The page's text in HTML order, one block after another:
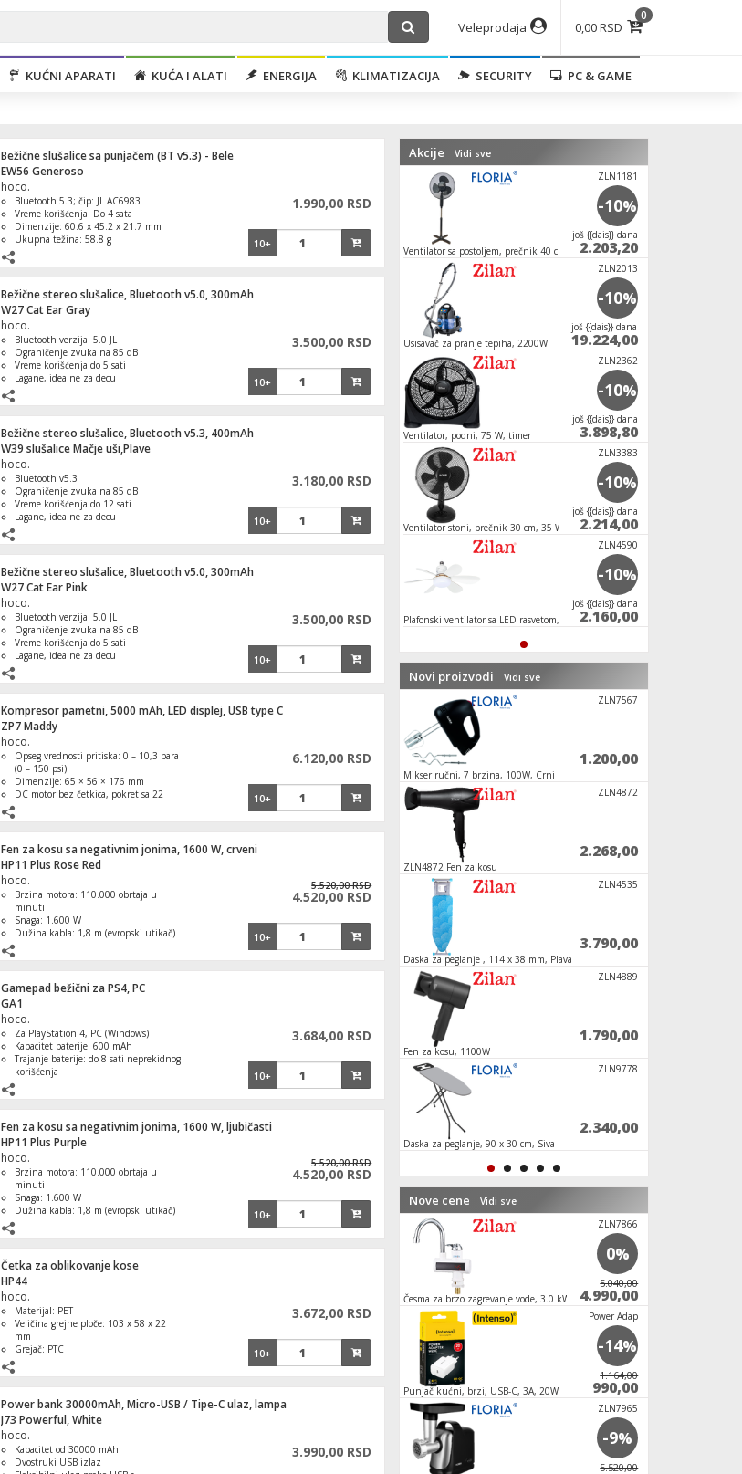
0,00 RSD
0
Veleprodaja
KUĆNI APARATI KUĆA I ALATI ENERGIJA KLIMATIZACIJA SECURITY
PC & GAME
Bežične slušalice sa punjačem (BT v5.3) - Bele
EW56 Generoso
hoco.
Bluetooth 5.3; čip: JL AC6983
Vreme korišćenja: Do 4 sata
Dimenzije: 60.6 x 45.2 x 21.7 mm
Ukupna težina: 58.8 g
1.990,00 RSD
10+
Bežične stereo slušalice, Bluetooth v5.0, 300mAh
W27 Cat Ear Gray
hoco.
Bluetooth verzija: 5.0 JL
Ograničenje zvuka na 85 dB
Vreme korišćenja do 5 sati
Lagane, idealne za decu
ušima
3.500,00 RSD
10+
Bežične stereo slušalice, Bluetooth v5.3, 400mAh
W39 slušalice Mačje uši,Plave
hoco.
Bluetooth v5.3
Ograničenje zvuka na 85 dB
Vreme korišćenja do 12 sati
Lagane, idealne za decu
ušima
3.180,00 RSD
10+
Bežične stereo slušalice, Bluetooth v5.0, 300mAh
W27 Cat Ear Pink
hoco.
Bluetooth verzija: 5.0 JL
Ograničenje zvuka na 85 dB
Vreme korišćenja do 5 sati
Lagane, idealne za decu
ušima
3.500,00 RSD
10+
Kompresor pametni, 5000 mAh, LED displej, USB type C
ZP7 Maddy
hoco.
Opseg vrednosti pritiska: 0 – 10,3 bara
(0 – 150 psi)
Dimenzije: 65 × 56 × 176 mm
DC motor bez četkica, pokret sa 22
Ugrađena baterijska lampa sa SOS
funkcijom
6.120,00 RSD
10+
Fen za kosu sa negativnim jonima, 1600 W, crveni
HP11 Plus Rose Red
hoco.
Brzina motora: 110.000 obrtaja u
minuti
Snaga: 1.600 W
Dužina kabla: 1,8 m (evropski utikač)
negativnih jona
5.520,00 RSD
4.520,00 RSD
10+
Gamepad bežični za PS4, PC
GA1
hoco.
Za PlayStation 4, PC (Windows)
Kapacitet baterije: 600 mAh
Trajanje baterije: do 8 sati neprekidnog
korišćenja
povratni efekat)
3.684,00 RSD
10+
Fen za kosu sa negativnim jonima, 1600 W, ljubičasti
HP11 Plus Purple
hoco.
Brzina motora: 110.000 obrtaja u
minuti
Snaga: 1.600 W
Dužina kabla: 1,8 m (evropski utikač)
negativnih jona
5.520,00 RSD
4.520,00 RSD
10+
Četka za oblikovanje kose
HP44
hoco.
Materijal: PET
Veličina grejne ploče: 103 x 58 x 22
mm
Grejač: PTC
±10°C)
Memorija temperature: da
3.672,00 RSD
10+
Power bank 30000mAh, Micro-USB / Tipe-C ulaz, lampa
J73 Powerful, White
hoco.
Kapacitet od 30000 mAh
Dvostruki USB izlaz
3.990,00 RSD
Akcije Vidi sve
Ventilator sa postoljem, prečnik 40 cm, 40 W,
ZLN1181
-10%
јoš {{dais}} dana
2.203,20
Usisavač za pranje tepiha, 2200W
ZLN2013
-10%
јoš {{dais}} dana
19.224,00
Ventilator, podni, 75 W, timer
ZLN2362
-10%
јoš {{dais}} dana
3.898,80
Ventilator stoni, prečnik 30 cm, 35 W
ZLN3383
-10%
јoš {{dais}} dana
2.214,00
Plafonski ventilator sa LED rasvetom, E27, 15W
ZLN4590
-10%
јoš {{dais}} dana
2.160,00
Novi proizvodi Vidi sve
1.860,00
ZLN1642
Česma za brzo zagrevanje vode, 3,6 kW
ZLN3799
7.390,00
1.164,00
RC TCL/THO
Mikser ručni, 7 brzina, 100W, Crni
ZLN7567
1.200,00
ZLN4872 Fen za kosu
ZLN4872
2.268,00
Daska za peglanje , 114 x 38 mm, Plava
ZLN4535
3.790,00
Fen za kosu, 1100W
ZLN4889
1.790,00
Daska za peglanje, 90 x 30 cm, Siva
ZLN9778
2.340,00
Nove cene Vidi sve
DV100
-33%
Prijemnik zemaljski, DVB-T/T2/C, HEVC,
HDMI, USB
T-3000
-4%
2.199,00
2.099,00
Česma za brzo zagrevanje vode, 3.0 kW
ZLN7866
0%
5.040,00
4.990,00
Punjač kućni, brzi, USB-C, 3A, 20W
Power Adap
-14%
1.164,00
990,00
ZLN7965
-9%
5.520,00